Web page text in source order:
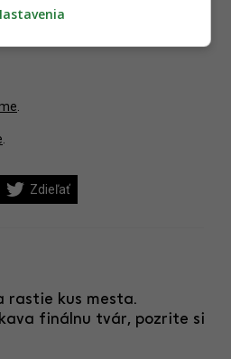
Zdieľať
rastie kus mesta.
finálnu tvár, pozrite si